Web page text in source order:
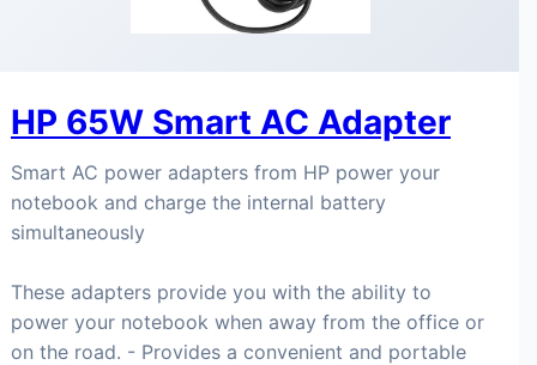
HP 65W Smart AC Adapter
Smart AC power adapters from HP power your
notebook and charge the internal battery
simultaneously
These adapters provide you with the ability to
power your notebook when away from the office or
on the road. - Provides a convenient and portable